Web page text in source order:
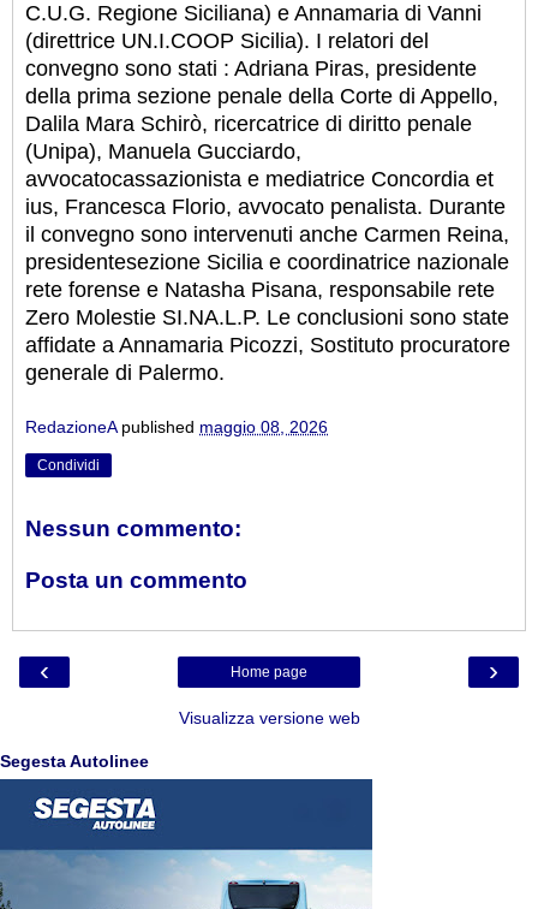
C.U.G. Regione Siciliana) e Annamaria di Vanni
(direttrice UN.I.COOP Sicilia). I relatori del
convegno sono stati : Adriana Piras, presidente
della prima sezione penale della Corte di Appello,
Dalila Mara Schirò, ricercatrice di diritto penale
(Unipa), Manuela Gucciardo,
avvocatocassazionista e mediatrice Concordia et
ius, Francesca Florio, avvocato penalista. Durante
il convegno sono intervenuti anche Carmen Reina,
presidentesezione Sicilia e coordinatrice nazionale
rete forense e Natasha Pisana, responsabile rete
Zero Molestie SI.NA.L.P. Le conclusioni sono state
affidate a Annamaria Picozzi, Sostituto procuratore
generale di Palermo.
RedazioneA published maggio 08, 2026
Condividi
Nessun commento:
Posta un commento
‹ ›
Home page
Visualizza versione web
Segesta Autolinee